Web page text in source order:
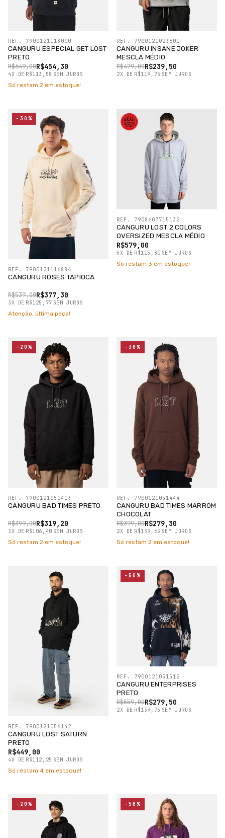
CANGURU ESPECIAL GET LOST
PRETO
R$454,30
R$649,00
4X DE R$113,58 SEM JUROS
REF. 7900121118000
Só restam 2 em estoque!
CANGURU INSANE JOKER
MESCLA MÉDIO
R$239,50
R$479,00
2X DE R$119,75 SEM JUROS
REF. 7900121023601
CANGURU ROSES TAPIOCA
R$377,30
R$539,00
3X DE R$125,77 SEM JUROS
REF. 7900121116884
-30%
Atenção, última peça!
CANGURU LOST 2 COLORS
OVERSIZED MESCLA MÉDIO
R$579,00
5X DE R$115,80 SEM JUROS
REF. 7908607715132
Só restam 3 em estoque!
CANGURU BAD TIMES PRETO
R$319,20
R$399,00
3X DE R$106,40 SEM JUROS
REF. 7900121051413
-20%
Só restam 2 em estoque!
CANGURU BAD TIMES MARROM
CHOCOLAT
R$279,30
R$399,00
2X DE R$139,65 SEM JUROS
REF. 7900121051444
-30%
Só restam 2 em estoque!
CANGURU LOST SATURN
PRETO
R$449,00
4X DE R$112,25 SEM JUROS
REF. 7900121056142
Só restam 4 em estoque!
CANGURU ENTERPRISES
PRETO
R$279,50
R$559,00
2X DE R$139,75 SEM JUROS
REF. 7900121051512
-50%
-20% -50%